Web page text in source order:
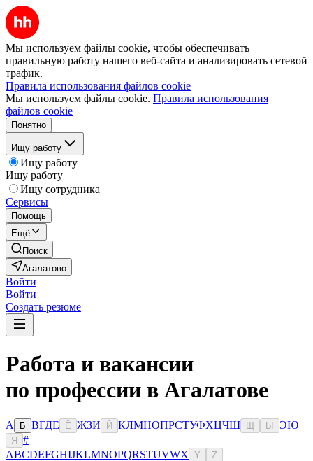
Мы используем файлы cookie, чтобы обеспечивать
правильную работу нашего веб-сайта и анализировать сетевой
трафик.
Правила использования файлов cookie
Мы используем файлы cookie. Правила использования
файлов cookie
Понятно
Ищу работу
Ищу работу
Ищу работу
Ищу сотрудника
Сервисы
Помощь
Ещё
Поиск
Агалатово
Войти
Войти
Создать резюме
Работа и вакансии
по профессии в Агалатове
А Б ВГДЕ Ё ЖЗИ Й КЛМНОПРСТУФХЦЧШ Ы ЭЮ
Я
#
ABCDEFGHIJKLMNOPQRSTUVWX Y Z